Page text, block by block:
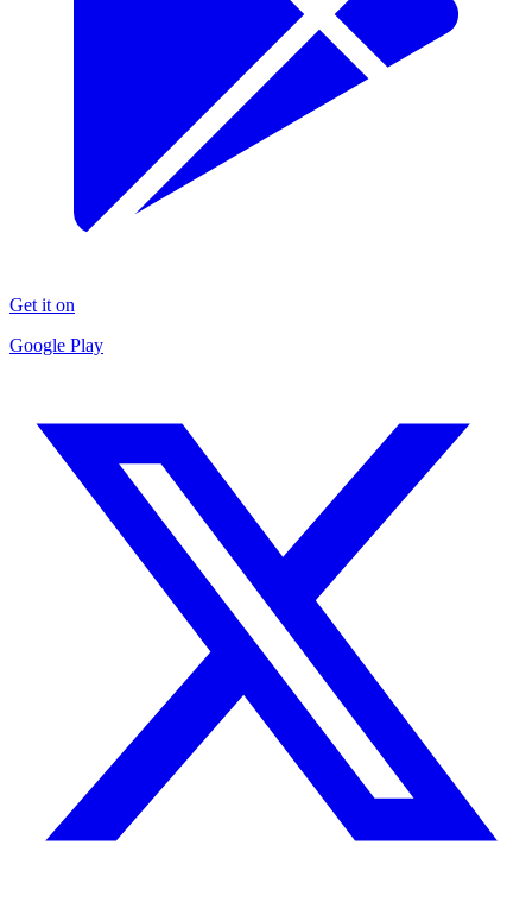
Get it on
Google Play